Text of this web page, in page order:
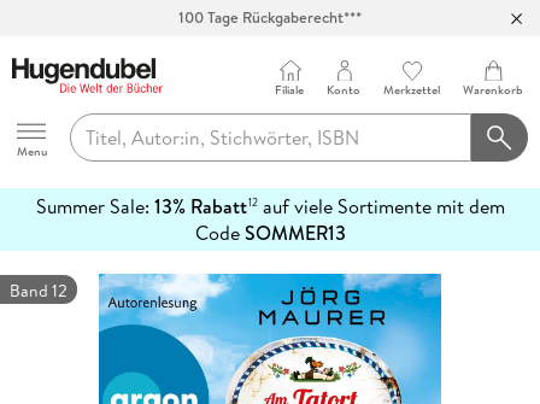
Abholung in über 100 Filialen
Hugendubel
Menu
Filiale Konto Merkzettel Warenkorb
Summer Sale: 13% Rabatt12auf viele Sortimente mit dem
CodeSOMMER13
erfahren
Band 12